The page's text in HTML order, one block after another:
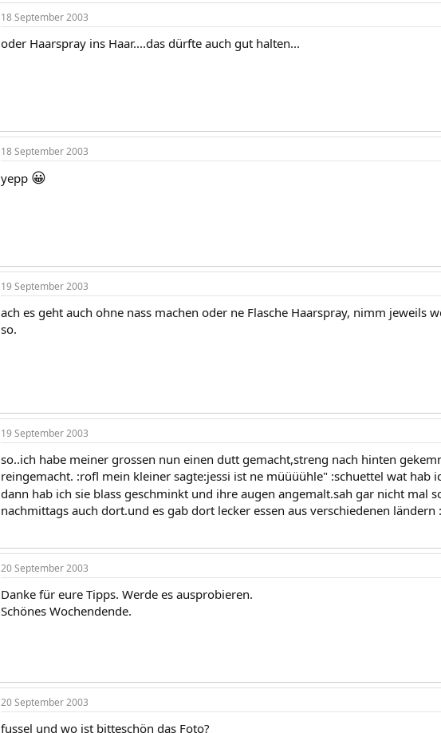
18 September 2003
oder Haarspray ins Haar....das dürfte auch gut halten...
18 September 2003
yepp 😀
19 September 2003
ach es geht auch ohne nass machen oder ne Flasche Haarspray, nimm jeweils
so.
19 September 2003
so..ich habe meiner grossen nun einen dutt gemacht,streng nach hinten
reingemacht. :rofl mein kleiner sagte:jessi ist ne müüüühle" :schuettel wat hab
dann hab ich sie blass geschminkt und ihre augen angemalt.sah gar nicht mal
nachmittags auch dort.und es gab dort lecker essen aus verschiedenen ländern
20 September 2003
Danke für eure Tipps. Werde es ausprobieren.
Schönes Wochendende.
20 September 2003
fussel und wo ist bitteschön das Foto?